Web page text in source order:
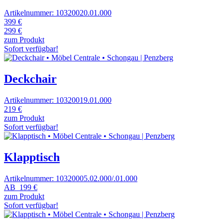
Artikelnummer: 10320020.01.000
399 €
299 €
zum Produkt
Sofort verfügbar!
Deckchair
Artikelnummer: 10320019.01.000
219 €
zum Produkt
Sofort verfügbar!
Klapptisch
Artikelnummer: 10320005.02.000/.01.000
AB 199 €
zum Produkt
Sofort verfügbar!